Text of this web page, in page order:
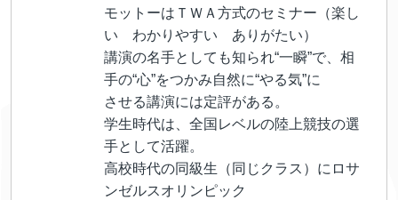
モットーはＴＷＡ方式のセミナー（楽し
い わかりやすい ありがたい）
講演の名手としても知られ“一瞬”で、相
手の“心”をつかみ自然に“やる気”に
させる講演には定評がある。
学生時代は、全国レベルの陸上競技の選
手として活躍。
高校時代の同級生（同じクラス）にロサ
ンゼルスオリンピック